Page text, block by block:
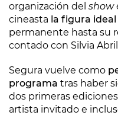
organización del show
cineasta la figura
permanente hasta su
contado con Silvia
Segura vuelve como
programa tras haber
dos primeras
artista invitado e